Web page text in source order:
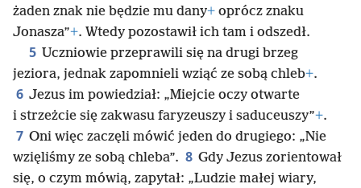
żaden znak nie będzie mu dany+ oprócz znaku
Jonasza”+. Wtedy pozostawił ich tam i odszedł.
5 Uczniowie przeprawili się na drugi brzeg
jeziora, jednak zapomnieli wziąć ze sobą chleb+.
6 Jezus im powiedział: „Miejcie oczy otwarte
i strzeżcie się zakwasu faryzeuszy i saduceuszy”+.
7 Oni więc zaczęli mówić jeden do drugiego: „Nie
wzięliśmy ze sobą chleba”. 8 Gdy Jezus zorientował
się, o czym mówią, zapytał: „Ludzie małej wiary,